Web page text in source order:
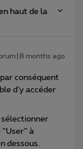
haut de la
months ago
conséquent
d’y accéder
sélectionner
à
dessous.